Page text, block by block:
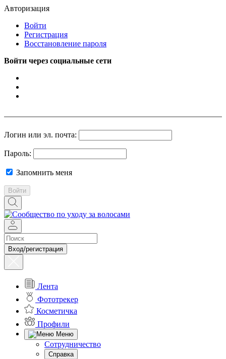
Авторизация
Войти
Регистрация
Восстановление пароля
Войти через социальные сети
Логин или эл. почта:
Пароль:
Запомнить меня
Войти
Вход/регистрация
Лента
Фототрекер
Косметичка
Профили
Меню
Сотрудничество
Справка